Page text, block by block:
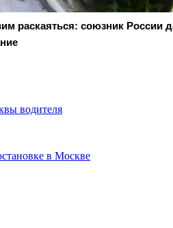
раскаяться: союзник России
водителя
в Москве